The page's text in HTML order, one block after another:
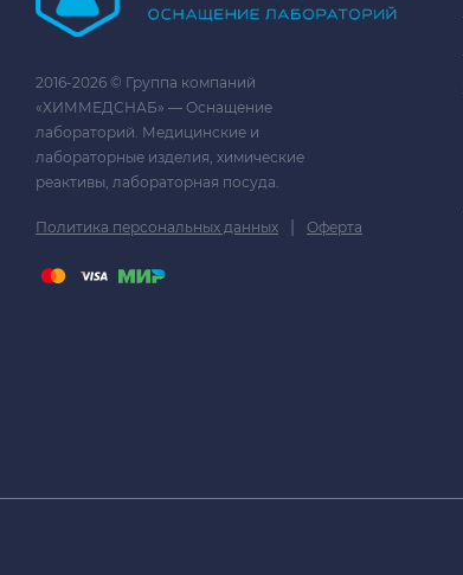
2016-2026 © Группа компаний
«ХИММЕДСНАБ» — Оснащение
лабораторий. Медицинские и
лабораторные изделия, химические
реактивы, лабораторная посуда.
Политика персональных данных | Оферта